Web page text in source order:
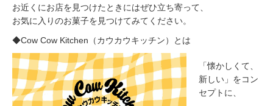
お近くにお店を見つけたときにはぜひ立ち寄って、
お気に入りのお菓子を見つけてみてください。
◆Cow Cow Kitchen（カウカウキッチン）とは
「懐かしくて、
新しい」をコン
セプトに、